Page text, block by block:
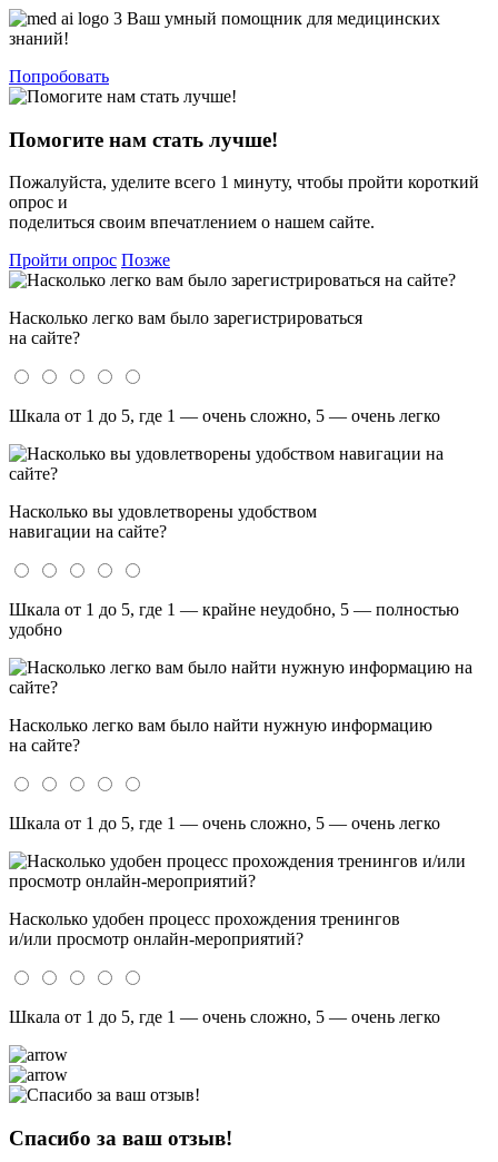
Ваш умный помощник для медицинских
знаний!
Попробовать
Помогите нам стать лучше!
Пожалуйста, уделите всего 1 минуту, чтобы пройти короткий
опрос и
поделиться своим впечатлением о нашем сайте.
Пройти опрос Позже
Насколько легко вам было зарегистрироваться
на сайте?
Шкала от 1 до 5, где 1 — очень сложно, 5 — очень легко
Насколько вы удовлетворены удобством
навигации на сайте?
Шкала от 1 до 5, где 1 — крайне неудобно, 5 — полностью
удобно
Насколько легко вам было найти нужную информацию
на сайте?
Шкала от 1 до 5, где 1 — очень сложно, 5 — очень легко
Насколько удобен процесс прохождения тренингов
и/или просмотр онлайн-мероприятий?
Шкала от 1 до 5, где 1 — очень сложно, 5 — очень легко
Спасибо за ваш отзыв!